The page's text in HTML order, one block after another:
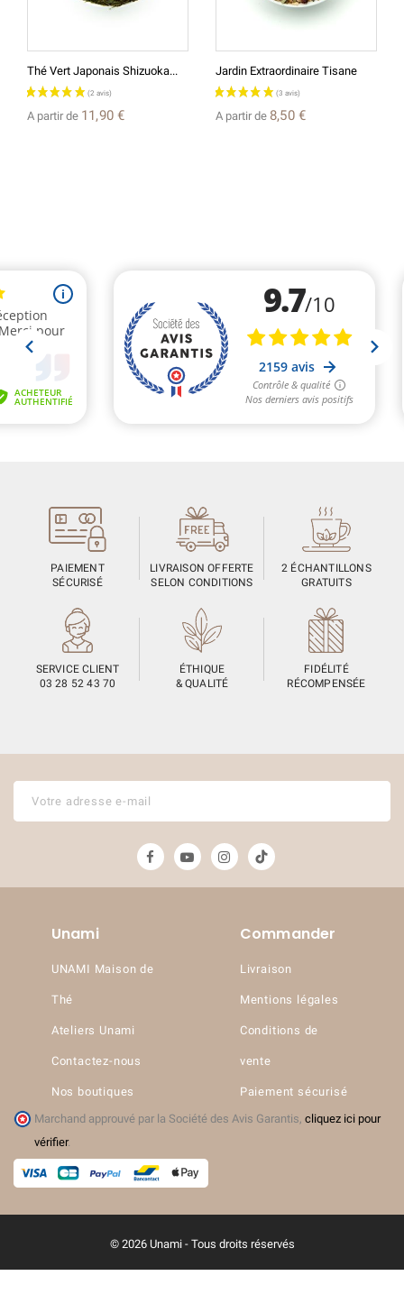
Thé Vert Japonais Shizuoka...
A partir de 11,90 €
Jardin Extraordinaire Tisane
A partir de 8,50 €
PAIEMENT
SÉCURISÉ
LIVRAISON OFFERTE
SELON CONDITIONS
2 ÉCHANTILLONS
GRATUITS
SERVICE CLIENT
03 28 52 43 70
ÉTHIQUE
& QUALITÉ
FIDÉLITÉ
RÉCOMPENSÉE
Unami
UNAMI Maison de
Thé
Ateliers Unami
Contactez-nous
Nos boutiques
Commander
Livraison
Mentions légales
Conditions de
vente
Paiement sécurisé
Marchand approuvé par la Société des Avis Garantis, cliquez ici pour
vérifier.
© 2026 Unami - Tous droits réservés